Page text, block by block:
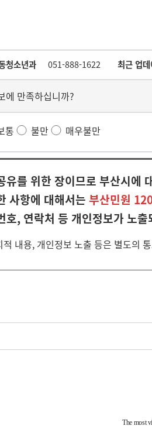
청소년과 051-888-1622 최근 업
에 만족하십니까?
통 불만 매우불만
유를 위한 장이므로 부산시에
사항에 대해서는 부산민원
호, 연락처 등 개인정보가 노
내용, 개인정보 노출 등은 별도의